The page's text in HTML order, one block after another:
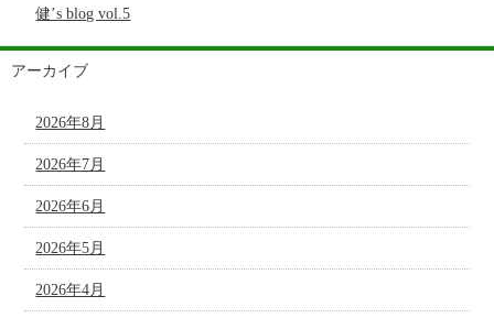
健’s blog vol.5
アーカイブ
2026年8月
2026年7月
2026年6月
2026年5月
2026年4月